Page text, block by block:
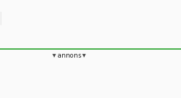
annons